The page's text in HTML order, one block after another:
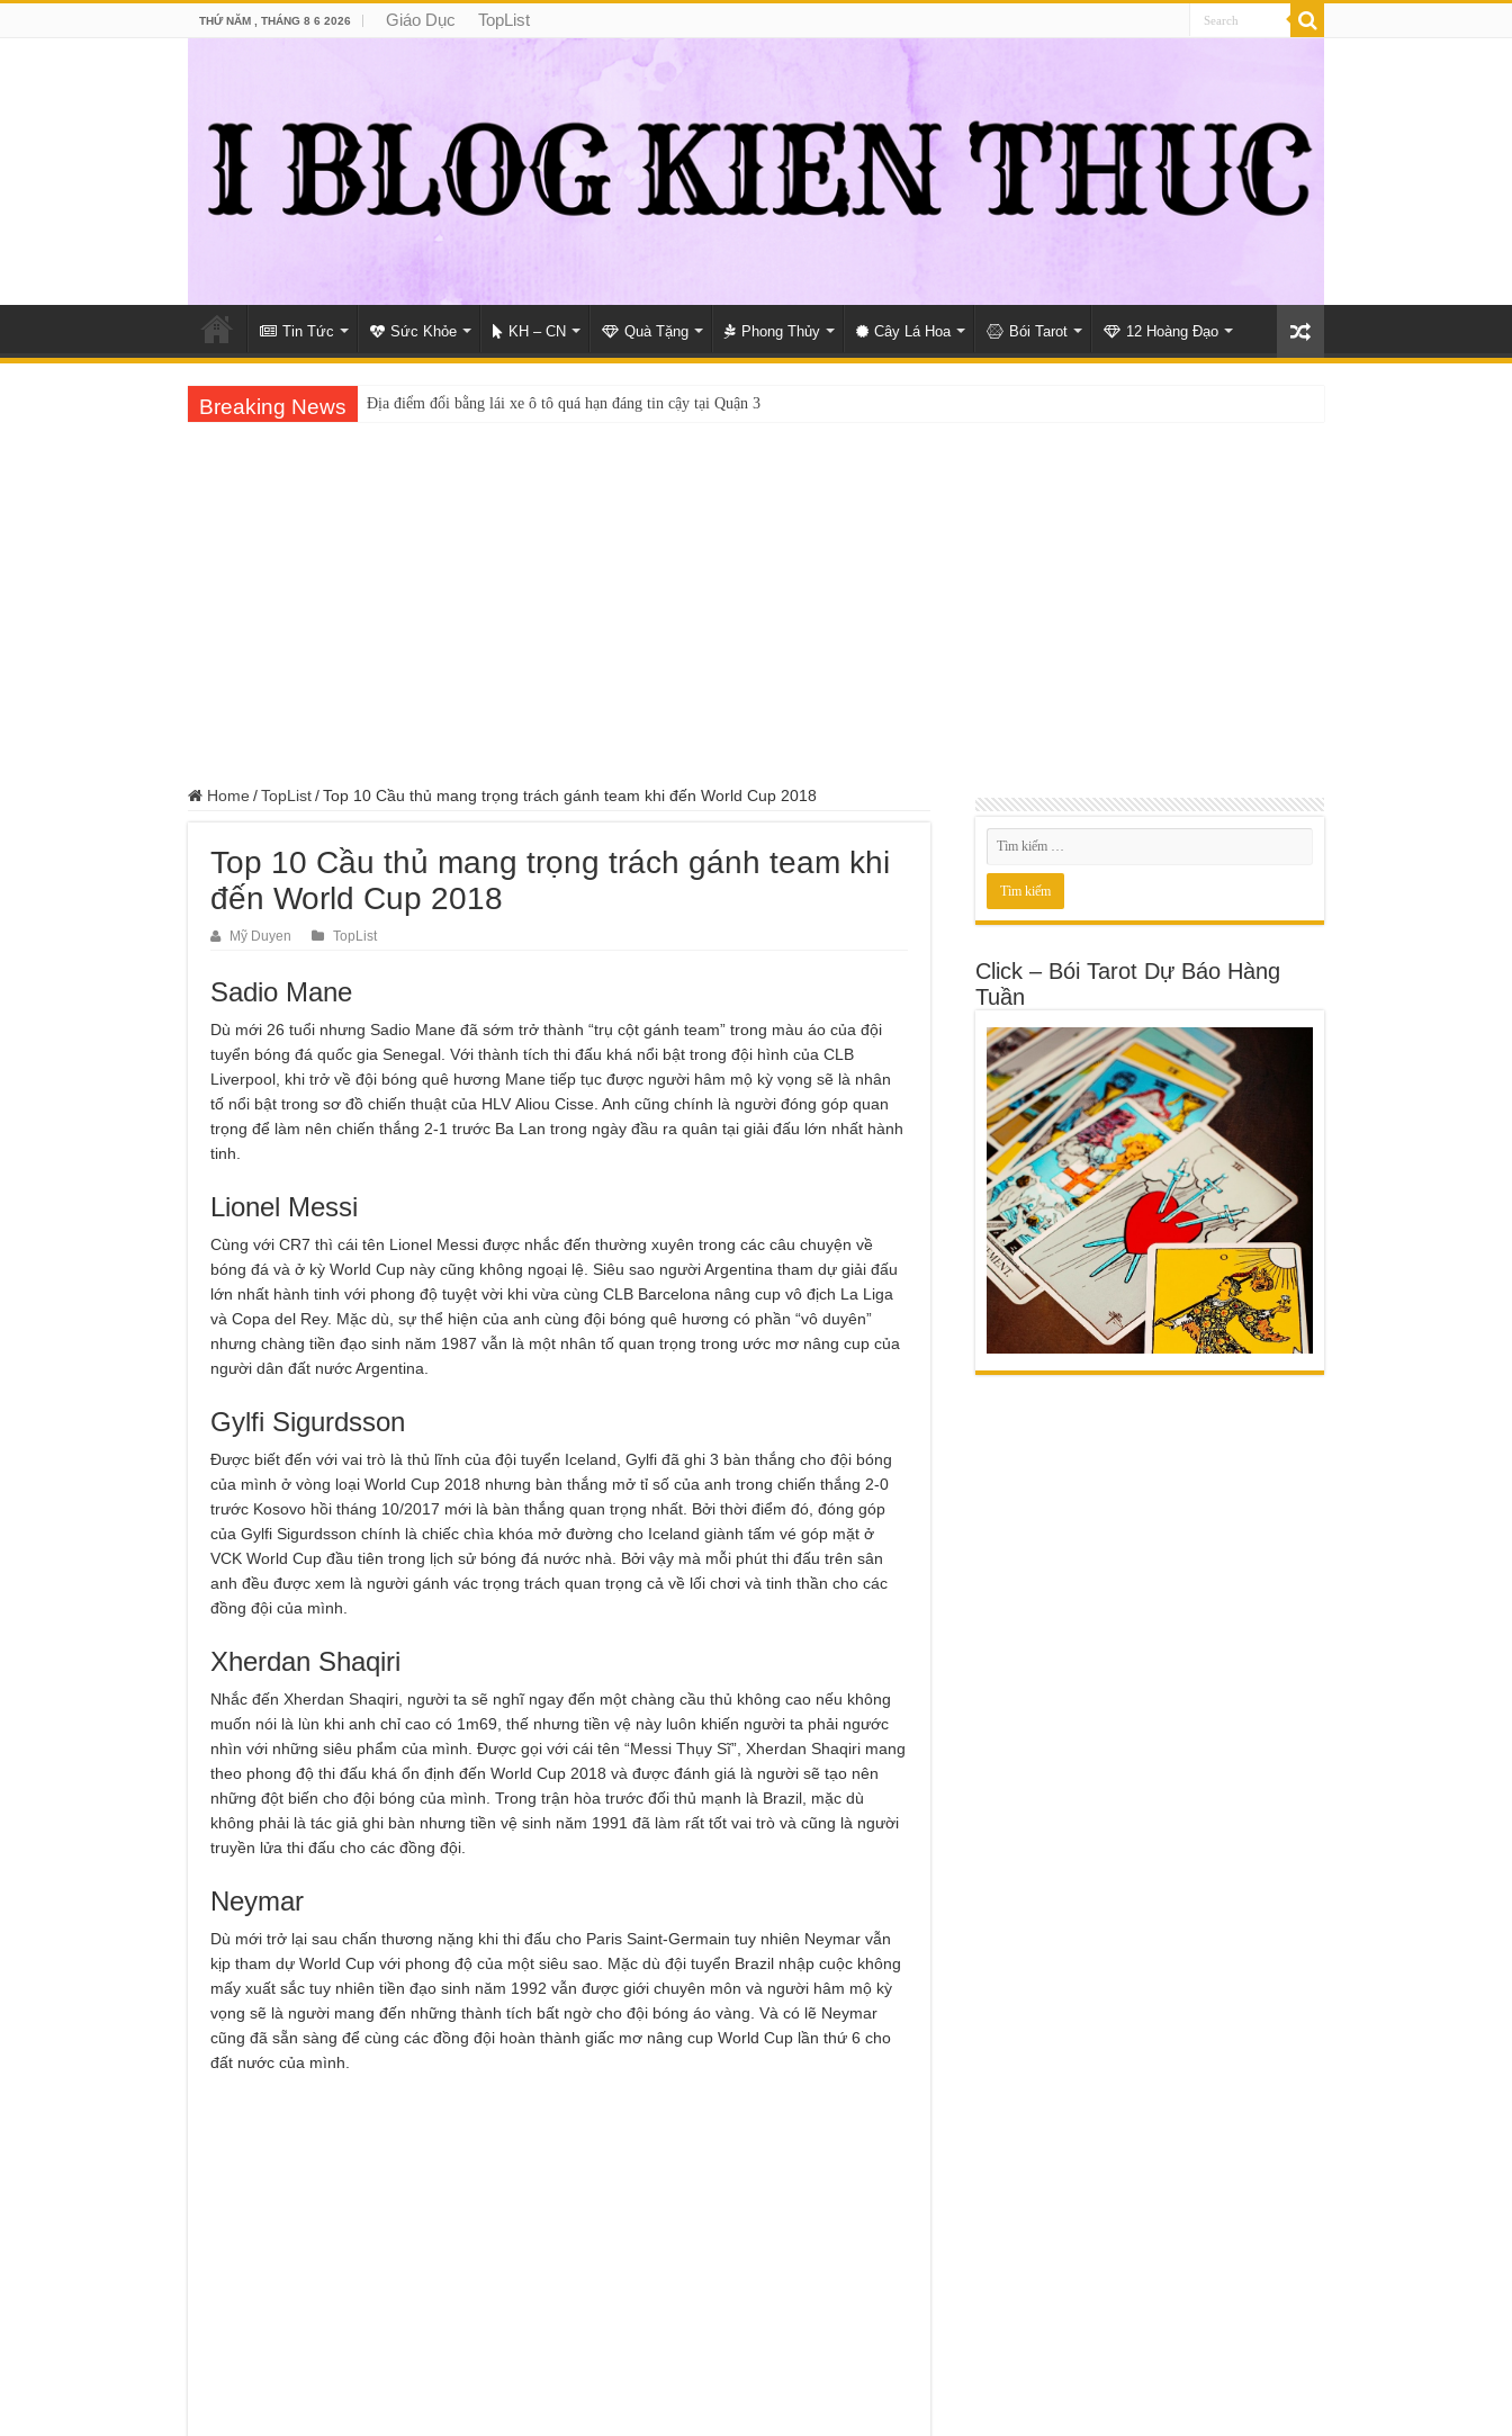
THỨ NĂM , THÁNG 8 6 2026 Giáo Dục TopList
Tin Tức Sức Khỏe KH – CN Quà Tặng Phong Thủy Cây Lá Hoa Bói Tarot 12 Hoàng Đạo
Breaking News Địa điểm đổi bằng lái xe ô tô quá hạn đáng tin cậy tại Quận 3
Home /TopList/Top 10 Cầu thủ mang trọng trách gánh team khi đến World Cup 2018
Top 10 Cầu thủ mang trọng trách gánh team khi
đến World Cup 2018
Mỹ Duyen TopList
Sadio Mane
Dù mới 26 tuổi nhưng Sadio Mane đã sớm trở thành “trụ cột gánh team” trong màu áo của đội
tuyển bóng đá quốc gia Senegal. Với thành tích thi đấu khá nổi bật trong đội hình của CLB
Liverpool, khi trở về đội bóng quê hương Mane tiếp tục được người hâm mộ kỳ vọng sẽ là nhân
tố nổi bật trong sơ đồ chiến thuật của HLV Aliou Cisse. Anh cũng chính là người đóng góp quan
trọng để làm nên chiến thắng 2-1 trước Ba Lan trong ngày đầu ra quân tại giải đấu lớn nhất hành
tinh.
Lionel Messi
Cùng với CR7 thì cái tên Lionel Messi được nhắc đến thường xuyên trong các câu chuyện về
bóng đá và ở kỳ World Cup này cũng không ngoại lệ. Siêu sao người Argentina tham dự giải đấu
lớn nhất hành tinh với phong độ tuyệt vời khi vừa cùng CLB Barcelona nâng cup vô địch La Liga
và Copa del Rey. Mặc dù, sự thể hiện của anh cùng đội bóng quê hương có phần “vô duyên”
nhưng chàng tiền đạo sinh năm 1987 vẫn là một nhân tố quan trọng trong ước mơ nâng cup của
người dân đất nước Argentina.
Gylfi Sigurdsson
Được biết đến với vai trò là thủ lĩnh của đội tuyển Iceland, Gylfi đã ghi 3 bàn thắng cho đội bóng
của mình ở vòng loại World Cup 2018 nhưng bàn thắng mở tỉ số của anh trong chiến thắng 2-0
trước Kosovo hồi tháng 10/2017 mới là bàn thắng quan trọng nhất. Bởi thời điểm đó, đóng góp
của Gylfi Sigurdsson chính là chiếc chìa khóa mở đường cho Iceland giành tấm vé góp mặt ở
VCK World Cup đầu tiên trong lịch sử bóng đá nước nhà. Bởi vậy mà mỗi phút thi đấu trên sân
anh đều được xem là người gánh vác trọng trách quan trọng cả về lối chơi và tinh thần cho các
đồng đội của mình.
Xherdan Shaqiri
Nhắc đến Xherdan Shaqiri, người ta sẽ nghĩ ngay đến một chàng cầu thủ không cao nếu không
muốn nói là lùn khi anh chỉ cao có 1m69, thế nhưng tiền vệ này luôn khiến người ta phải ngước
nhìn với những siêu phẩm của mình. Được gọi với cái tên “Messi Thụy Sĩ”, Xherdan Shaqiri mang
theo phong độ thi đấu khá ổn định đến World Cup 2018 và được đánh giá là người sẽ tạo nên
những đột biến cho đội bóng của mình. Trong trận hòa trước đối thủ mạnh là Brazil, mặc dù
không phải là tác giả ghi bàn nhưng tiền vệ sinh năm 1991 đã làm rất tốt vai trò và cũng là người
truyền lửa thi đấu cho các đồng đội.
Neymar
Dù mới trở lại sau chấn thương nặng khi thi đấu cho Paris Saint-Germain tuy nhiên Neymar vẫn
kịp tham dự World Cup với phong độ của một siêu sao. Mặc dù đội tuyển Brazil nhập cuộc không
mấy xuất sắc tuy nhiên tiền đạo sinh năm 1992 vẫn được giới chuyên môn và người hâm mộ kỳ
vọng sẽ là người mang đến những thành tích bất ngờ cho đội bóng áo vàng. Và có lẽ Neymar
cũng đã sẵn sàng để cùng các đồng đội hoàn thành giấc mơ nâng cup World Cup lần thứ 6 cho
đất nước của mình.
Click – Bói Tarot Dự Báo Hàng
Tuần